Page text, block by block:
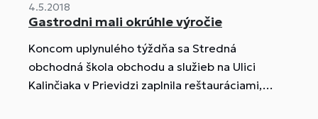
4.5.2018
Gastrodni mali okrúhle výročie
Koncom uplynulého týždňa sa Stredná
obchodná škola obchodu a služieb na Ulici
Kalinčiaka v Prievidzi zaplnila reštauráciami,